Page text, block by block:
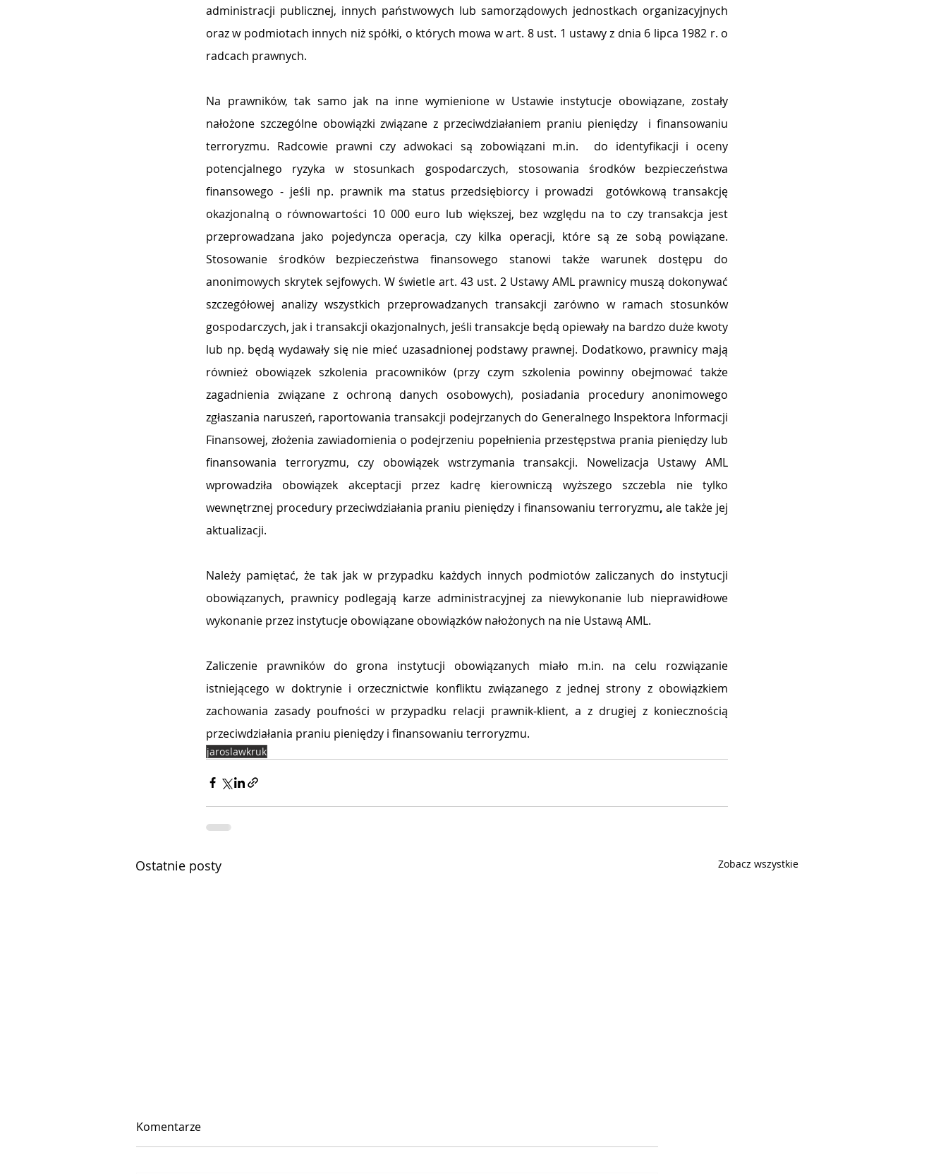
administracji publicznej, innych państwowych lub samorządowych jednostkach organizacyjnych
oraz w podmiotach innych niż spółki, o których mowa w art. 8 ust. 1 ustawy z dnia 6 lipca 1982 r. o
radcach prawnych.
Na prawników, tak samo jak na inne wymienione w Ustawie instytucje obowiązane, zostały
nałożone szczególne obowiązki związane z przeciwdziałaniem praniu pieniędzy  i finansowaniu
terroryzmu. Radcowie prawni czy adwokaci są zobowiązani m.in.  do identyfikacji i oceny
potencjalnego ryzyka w stosunkach gospodarczych, stosowania środków bezpieczeństwa
finansowego - jeśli np. prawnik ma status przedsiębiorcy i prowadzi  gotówkową transakcję
okazjonalną o równowartości 10 000 euro lub większej, bez względu na to czy transakcja jest
przeprowadzana jako pojedyncza operacja, czy kilka operacji, które są ze sobą powiązane.
Stosowanie środków bezpieczeństwa finansowego stanowi także warunek dostępu do
anonimowych skrytek sejfowych. W świetle art. 43 ust. 2 Ustawy AML prawnicy muszą dokonywać
szczegółowej analizy wszystkich przeprowadzanych transakcji zarówno w ramach stosunków
gospodarczych, jak i transakcji okazjonalnych, jeśli transakcje będą opiewały na bardzo duże kwoty
lub np. będą wydawały się nie mieć uzasadnionej podstawy prawnej. Dodatkowo, prawnicy mają
zagadnienia związane z ochroną danych osobowych), posiadania procedury anonimowego
zgłaszania naruszeń, raportowania transakcji podejrzanych do Generalnego Inspektora Informacji
Finansowej, złożenia zawiadomienia o podejrzeniu popełnienia przestępstwa prania pieniędzy lub
finansowania terroryzmu, czy obowiązek wstrzymania transakcji. Nowelizacja Ustawy AML
wprowadziła obowiązek akceptacji przez kadrę kierowniczą wyższego szczebla nie tylko
wewnętrznej procedury przeciwdziałania praniu pieniędzy i finansowaniu terroryzmu, ale także jej
aktualizacji.
Należy pamiętać, że tak jak w przypadku każdych innych podmiotów zaliczanych do instytucji
obowiązanych, prawnicy podlegają karze administracyjnej za niewykonanie lub nieprawidłowe
wykonanie przez instytucje obowiązane obowiązków nałożonych na nie Ustawą AML.
Zaliczenie prawników do grona instytucji obowiązanych miało m.in. na celu rozwiązanie
istniejącego w doktrynie i orzecznictwie konfliktu związanego z jednej strony z obowiązkiem
zachowania zasady poufności w przypadku relacji prawnik-klient, a z drugiej z koniecznością
przeciwdziałania praniu pieniędzy i finansowaniu terroryzmu.
jaroslawkruk
Ostatnie posty Zobacz wszystkie
Komentarze